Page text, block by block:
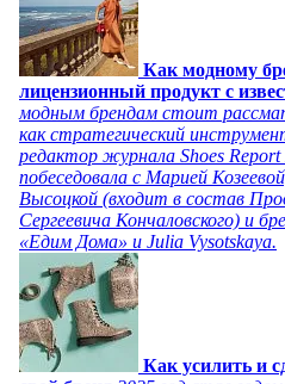
Как модному
лицензионный продукт с
модным брендам стоит
как стратегический
редактор журнала Shoes
побеседовала с Марией
Высоцкой (входит в состав
Сергеевича Кончаловского) и
«Едим Дома» и Julia Vysotskaya.
Как усилить и